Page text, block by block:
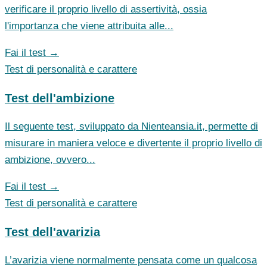
verificare il proprio livello di assertività, ossia
l'importanza che viene attribuita alle...
Fai il test →
Test di personalità e carattere
Test dell'ambizione
Il seguente test, sviluppato da Nienteansia.it, permette di
misurare in maniera veloce e divertente il proprio livello di
ambizione, ovvero...
Fai il test →
Test di personalità e carattere
Test dell'avarizia
L’avarizia viene normalmente pensata come un qualcosa